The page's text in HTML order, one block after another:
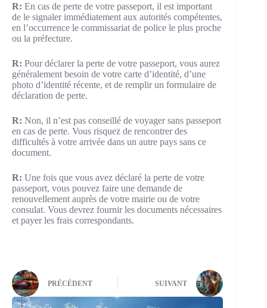
R: En cas de perte de votre passeport, il est important
de le signaler immédiatement aux autorités compétentes,
en l’occurrence le commissariat de police le plus proche
ou la préfecture.
R: Pour déclarer la perte de votre passeport, vous aurez
généralement besoin de votre carte d’identité, d’une
photo d’identité récente, et de remplir un formulaire de
déclaration de perte.
R: Non, il n’est pas conseillé de voyager sans passeport
en cas de perte. Vous risquez de rencontrer des
difficultés à votre arrivée dans un autre pays sans ce
document.
R: Une fois que vous avez déclaré la perte de votre
passeport, vous pouvez faire une demande de
renouvellement auprès de votre mairie ou de votre
consulat. Vous devrez fournir les documents nécessaires
et payer les frais correspondants.
PRÉCÉDENT SUIVANT